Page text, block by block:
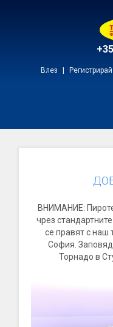
Влез
ВНИМАНИЕ:
чрез
се правят с наш
София.
Торнадо в